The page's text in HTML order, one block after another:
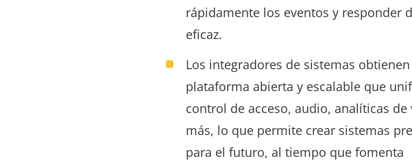
rápidamente los eventos y responder
eficaz.
Los integradores de sistemas
plataforma abierta y escalable que
control de acceso, audio, analíticas de
más, lo que permite crear sistemas
para el futuro, al tiempo que fomenta